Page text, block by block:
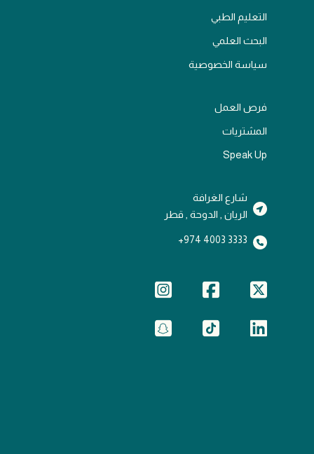
التعليم الطبي
البحث العلمي
سياسة الخصوصية
فرص العمل
المشتريات
Speak Up
شارع الغرافة
الريان , الدوحة , قطر
3333 4003 974+